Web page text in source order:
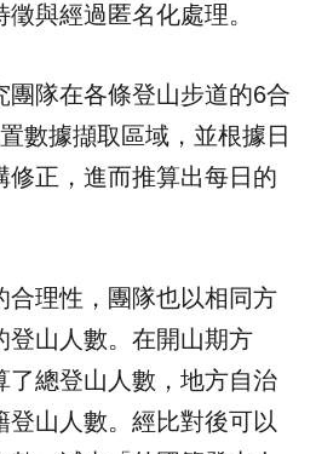
與經過匿名化處理。
團隊在各條登山步道的6合
數據擷取區域，並根據日
修正，進而推算出每日的
合理性，團隊也以相同方
登山人數。在開山期方
了總登山人數，地方自治
登山人數。經比對後可以